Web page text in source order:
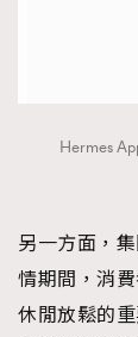
Hermes
另一方面，
情期間，消
休閒放鬆的